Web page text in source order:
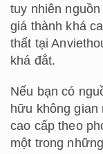
tuy nhiên
giá thành khá
thất tại
khá đắt.
Nếu bạn có
hữu không gian
cao cấp theo
một trong